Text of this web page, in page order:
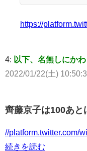
https://
4: 以下、名無しにか
2022/01/22(土)
齊藤京子は100あと
//platform.twitter.com/
続きを読む